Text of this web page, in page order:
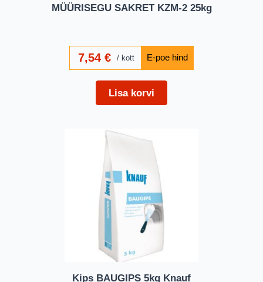
MÜÜRISEGU SAKRET KZM-2 25kg
7,54 € kott
Lisa korvi
Kips BAUGIPS 5kg Knauf